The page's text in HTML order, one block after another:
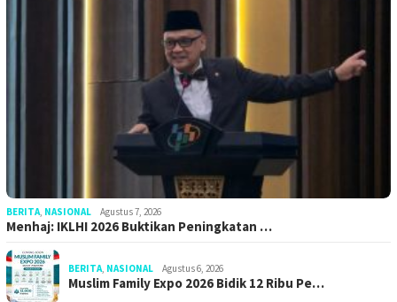
BERITA NASIONAL Agustus 7, 2026
Menhaj: IKLHI 2026 Buktikan Peningkatan …
BERITA NASIONAL Agustus 6, 2026
Muslim Family Expo 2026 Bidik 12 Ribu Pe…